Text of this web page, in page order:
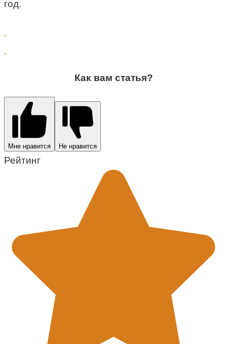
год.
Как вам статья?
Мне нравится Не нравится
Рейтинг